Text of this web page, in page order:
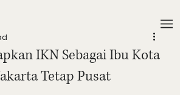
IKN Sebagai Ibu Kota
Tetap Pusat